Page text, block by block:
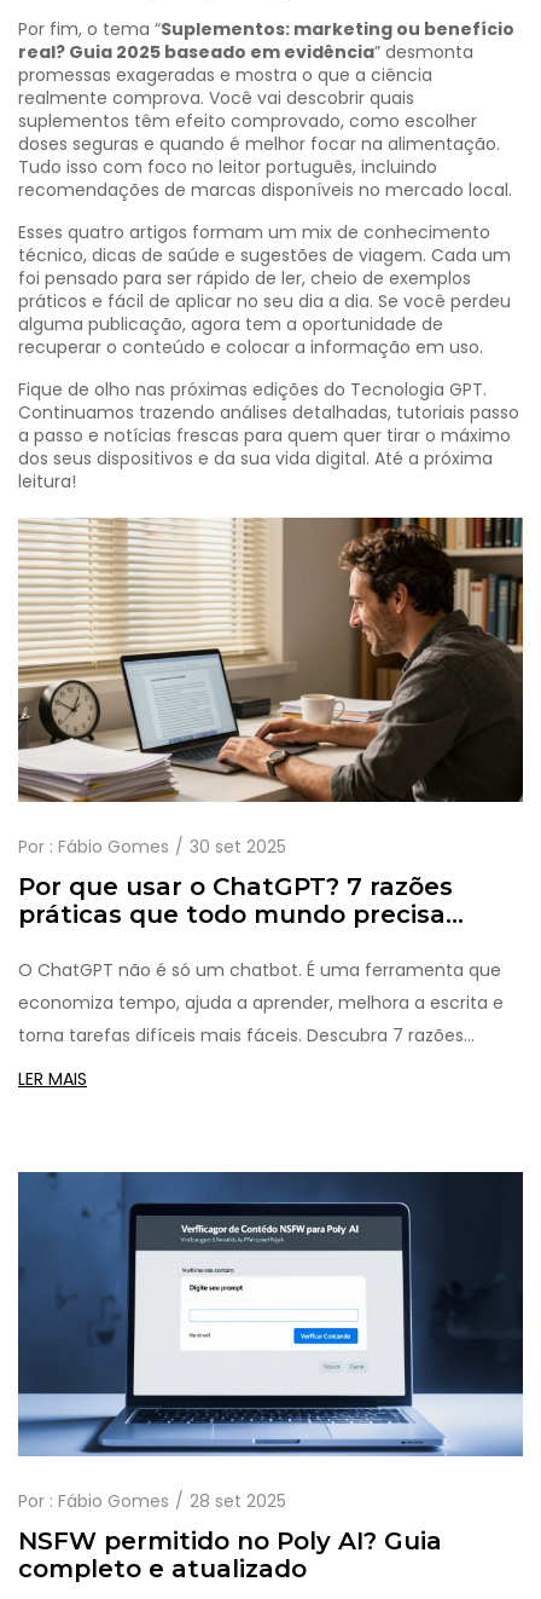
Por fim, o tema “Suplementos: marketing ou benefício
real? Guia 2025 baseado em evidência” desmonta
promessas exageradas e mostra o que a ciência
realmente comprova. Você vai descobrir quais
suplementos têm efeito comprovado, como escolher
doses seguras e quando é melhor focar na alimentação.
Tudo isso com foco no leitor português, incluindo
recomendações de marcas disponíveis no mercado local.
Esses quatro artigos formam um mix de conhecimento
técnico, dicas de saúde e sugestões de viagem. Cada um
foi pensado para ser rápido de ler, cheio de exemplos
práticos e fácil de aplicar no seu dia a dia. Se você perdeu
alguma publicação, agora tem a oportunidade de
recuperar o conteúdo e colocar a informação em uso.
Fique de olho nas próximas edições do Tecnologia GPT.
Continuamos trazendo análises detalhadas, tutoriais passo
a passo e notícias frescas para quem quer tirar o máximo
dos seus dispositivos e da sua vida digital. Até a próxima
leitura!
Por : Fábio Gomes 30 set 2025
Por que usar o ChatGPT? 7 razões
práticas que todo mundo precisa
O ChatGPT não é só um chatbot. É uma ferramenta que
economiza tempo, ajuda a aprender, melhora a escrita e
torna tarefas difíceis mais fáceis. Descubra 7 razões
práticas para começar a usá-lo hoje.
LER MAIS
Por : Fábio Gomes 28 set 2025
NSFW permitido no Poly AI? Guia
completo e atualizado